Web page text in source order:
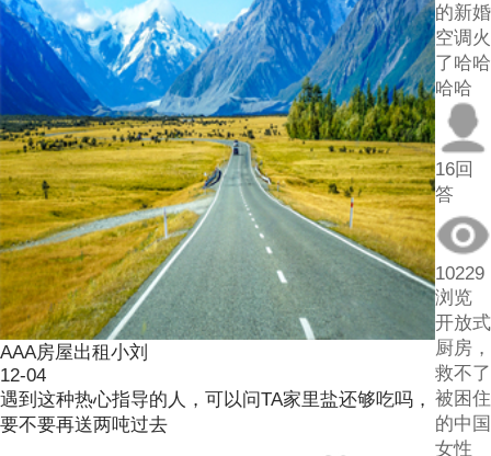
AAA房屋出租小刘
12-04
遇到这种热心指导的人，可以问TA家里盐还够吃吗，
要不要再送两吨过去
的新婚
空调火
了哈哈
哈哈
16回
答
10229
浏览
开放式
厨房，
救不了
被困住
的中国
女性